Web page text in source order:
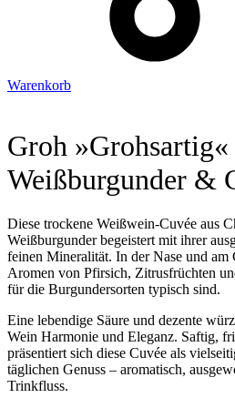
Warenkorb
Groh »Grohsartig«
Weißburgunder &
Diese trockene Weißwein-Cuvée aus
Weißburgunder begeistert mit ihrer
feinen Mineralität. In der Nase und am
Aromen von Pfirsich, Zitrusfrüchten
für die Burgundersorten typisch sind.
Eine lebendige Säure und dezente
Wein Harmonie und Eleganz. Saftig,
präsentiert sich diese Cuvée als
täglichen Genuss – aromatisch,
Trinkfluss.